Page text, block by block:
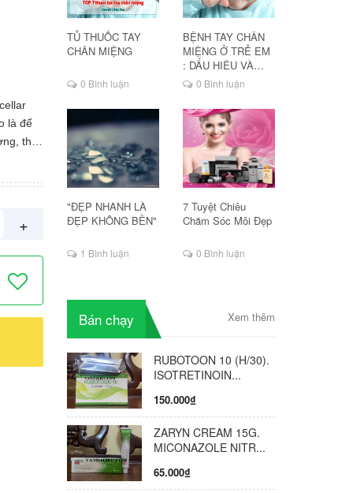
là để
thói
đảnh
cho da
bạn.
+
TỦ THUỐC TAY
CHÂN MIỆNG
0 Bình luận
BỆNH TAY CHÂN
MIỆNG Ở TRẺ EM
: DẤU HIỆU VÀ
CÁCH ĐIỀU TRỊ
0 Bình luận
"ĐẸP NHANH LÀ
ĐẸP KHÔNG BỀN"
1 Bình luận
7 Tuyệt Chiêu
Chăm Sóc Môi Đẹp
0 Bình luận
Bán chạy Xem thêm
RUBOTOON 10 (H/30).
ISOTRETINOIN...
150.000₫
ZARYN CREAM 15G.
MICONAZOLE NITR...
65.000₫